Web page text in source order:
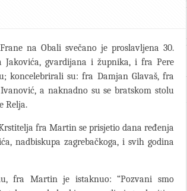
na Obali svečano je proslavljena 30.
Jakovića, gvardijana i župnika, i fra Pere
koncelebrirali su: fra Damjan Glavaš, fra
a naknadno su se bratskom stolu
Relja.
fra Martin se prisjetio dana ređenja
nadbiskupa zagrebačkoga, i svih godina
fra Martin je istaknuo: “Pozvani smo